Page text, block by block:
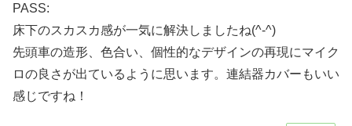
PASS:
床下のスカスカ感が一気に解決しましたね(^-^)
先頭車の造形、色合い、個性的なデザインの再現にマイク
ロの良さが出ているように思います。連結器カバーもいい
感じですね！